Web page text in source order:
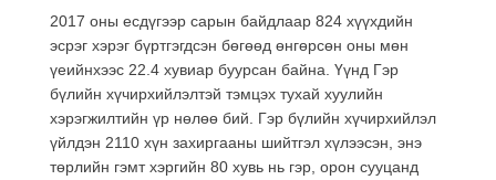
2017 оны есдүгээр сарын байдлаар 824 хүүхдийн
эсрэг хэрэг бүртгэгдсэн бөгөөд өнгөрсөн оны мөн
үеийнхээс 22.4 хувиар буурсан байна. Үүнд Гэр
бүлийн хүчирхийлэлтэй тэмцэх тухай хуулийн
хэрэгжилтийн үр нөлөө бий. Гэр бүлийн хүчирхийлэл
үйлдэн 2110 хүн захиргааны шийтгэл хүлээсэн, энэ
төрлийн гэмт хэргийн 80 хувь нь гэр, орон сууцанд